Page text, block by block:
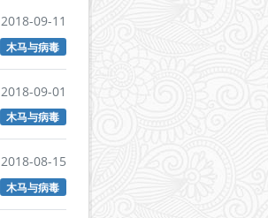
2018-09-11
木马与病毒
2018-09-01
木马与病毒
2018-08-15
木马与病毒